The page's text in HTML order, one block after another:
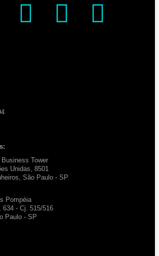
Tower
Unidas, 8501
São Paulo - SP
Pompéia
634 - Cj. 515/516
Paulo - SP